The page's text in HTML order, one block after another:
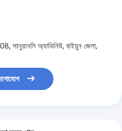
অ্যাভিনিউ, বাইয়ুন জেলা,